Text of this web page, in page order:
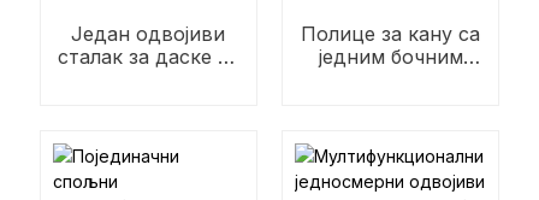
Један одвојиви
сталак за даске за
Полице за кану са
једним бочним